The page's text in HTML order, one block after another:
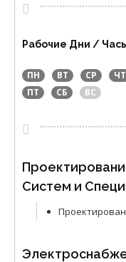
Рабочие Дни /
ПН ВТ СР
ЧТ
ПТ
СБ ВС
Систем и